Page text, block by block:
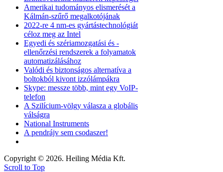
Amerikai tudományos elismerését a
Kálmán-szűrő megalkotójának
2022-re 4 nm-es gyártástechnológiát
céloz meg az Intel
Egyedi és szériamozgatási és -
ellenőrzési rendszerek a folyamatok
automatizálásához
Valódi és biztonságos alternatíva a
boltokból kivont izzólámpákra
Skype: messze több, mint egy VoIP-
telefon
A Szilícium-völgy válasza a globális
válságra
National Instruments
A pendrájv sem csodaszer!
Copyright © 2026. Heiling Média Kft.
Scroll to Top